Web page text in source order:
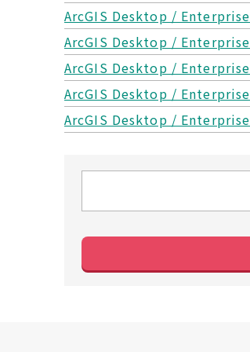
ArcGIS Desktop / Enterprise
ArcGIS Desktop / Enterprise
ArcGIS Desktop / Enterprise
ArcGIS Desktop / Enterprise
ArcGIS Desktop / Enterprise